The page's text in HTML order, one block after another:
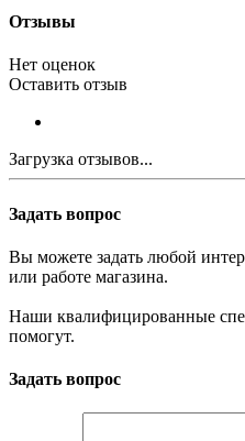
Отзывы
Нет оценок
Оставить отзыв
Загрузка отзывов...
Задать вопрос
Вы можете задать любой
или работе магазина.
Наши квалифицированные
помогут.
Задать вопрос